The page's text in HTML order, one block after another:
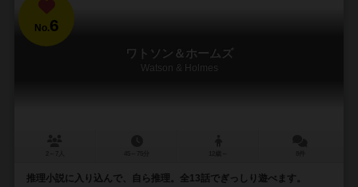
No.6
ワトソン＆ホームズ
Watson & Holmes
推理小説に入り込んで、自ら推理。全13話でぎっしり遊べます。